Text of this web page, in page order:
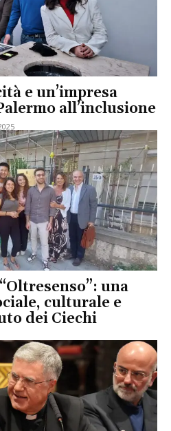
e un’impresa
all’inclusione
una
culturale e
dei Ciechi